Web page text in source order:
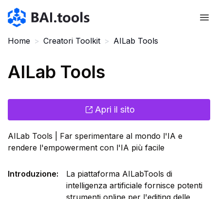
Bai.tools
Home > Creatori Toolkit > AILab Tools
AILab Tools
Apri il sito
AILab Tools | Far sperimentare al mondo l'IA e
rendere l'empowerment con l'IA più facile
Introduzione:
La piattaforma AILabTools di
intelligenza artificiale fornisce potenti
strumenti online per l'editing delle